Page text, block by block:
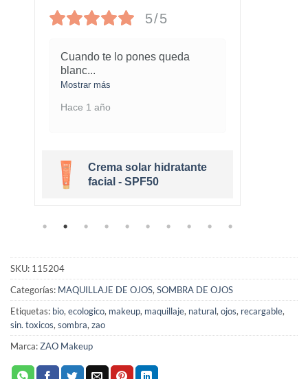
5/5
Cuando te lo pones queda
blanc...
Mostrar más
Hace 1 año
Crema solar hidratante
facial - SPF50
SKU: 115204
Categorías: MAQUILLAJE DE OJOS,SOMBRA DE OJOS
Etiquetas: bio,ecologico, makeup, maquillaje, natural,ojos, recargable,
sin. toxicos,sombra,zao
Marca:ZAO Makeup